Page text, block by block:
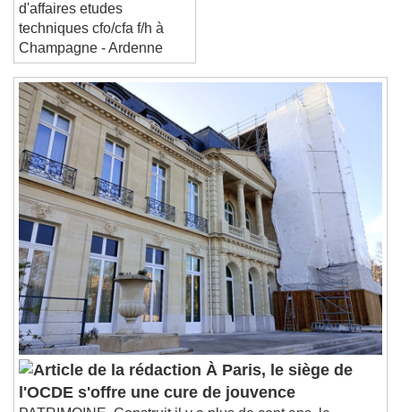
d'affaires etudes
techniques cfo/cfa f/h à
Champagne - Ardenne
À Paris, le siège de
l'OCDE s'offre une cure de jouvence